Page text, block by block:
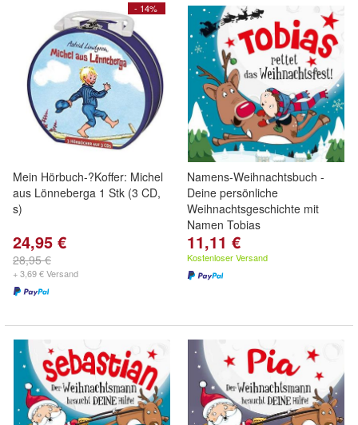
- 14%
Mein Hörbuch-?Koffer: Michel
aus Lönneberga 1 Stk (3 CD,
s)
24,95 €
28,95 €
+ 3,69 € Versand
Namens-Weihnachtsbuch -
Deine persönliche
Weihnachtsgeschichte mit
Namen Tobias
11,11 €
Kostenloser Versand